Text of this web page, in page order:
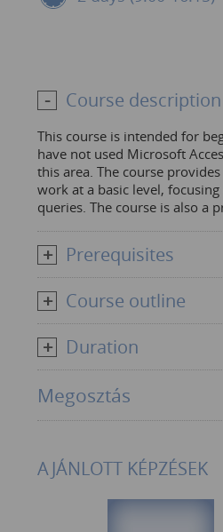
Course description
This course is intended for
have not used Microsoft
this area. The course
work at a basic level,
queries. The course is also a
Prerequisites
Course outline
Duration
Megosztás
AJÁNLOTT KÉPZÉSEK